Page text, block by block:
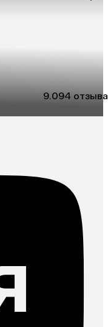
9.094 отзыва